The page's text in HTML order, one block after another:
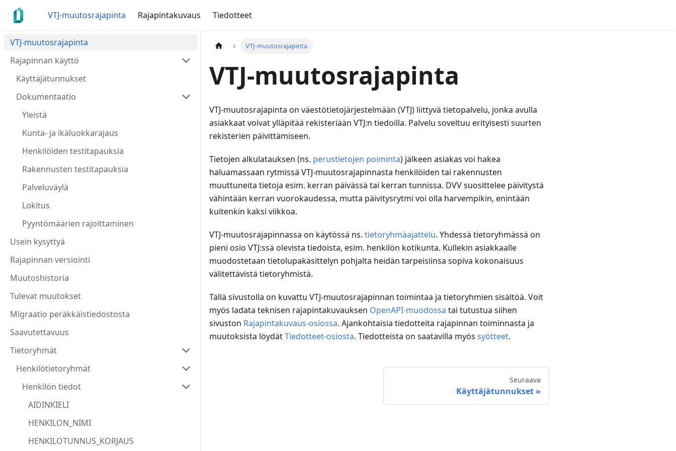
VTJ-muutosrajapinta Rajapintakuvaus Tiedotteet
VTJ-muutosrajapinta
Rajapinnan käyttö
Käyttäjätunnukset
Dokumentaatio
Yleistä
Kunta- ja ikäluokkarajaus
Henkilöiden testitapauksia
Rakennusten testitapauksia
Palveluväylä
Lokitus
Pyyntömäärien rajoittaminen
Usein kysyttyä
Rajapinnan versiointi
Muutoshistoria
Tulevat muutokset
Migraatio peräkkäistiedostosta
Saavutettavuus
Tietoryhmät
Henkilötietoryhmät
Henkilön tiedot
AIDINKIELI
HENKILON_NIMI
HENKILOTUNNUS_KORJAUS
VTJ-muutosrajapinta
VTJ-muutosrajapinta
VTJ-muutosrajapinta on väestötietojärjestelmään (VTJ) liittyvä tietopalvelu, jonka avulla
asiakkaat voivat ylläpitää rekisteriään VTJ:n tiedoilla. Palvelu soveltuu erityisesti suurten
rekisterien päivittämiseen.
Tietojen alkulatauksen (ns. perustietojen poiminta) jälkeen asiakas voi hakea
haluamassaan rytmissä VTJ-muutosrajapinnasta henkilöiden tai rakennusten
muuttuneita tietoja esim. kerran päivässä tai kerran tunnissa. DVV suosittelee päivitystä
vähintään kerran vuorokaudessa, mutta päivitysrytmi voi olla harvempikin, enintään
kuitenkin kaksi viikkoa.
VTJ-muutosrajapinnassa on käytössä ns. tietoryhmäajattelu. Yhdessä tietoryhmässä on
pieni osio VTJ:ssä olevista tiedoista, esim. henkilön kotikunta. Kullekin asiakkaalle
muodostetaan tietolupakäsittelyn pohjalta heidän tarpeisiinsa sopiva kokonaisuus
välitettävistä tietoryhmistä.
Tällä sivustolla on kuvattu VTJ-muutosrajapinnan toimintaa ja tietoryhmien sisältöä. Voit
myös ladata teknisen rajapintakuvauksen OpenAPI-muodossa tai tutustua siihen
sivuston Rajapintakuvaus-osiossa. Ajankohtaisia tiedotteita rajapinnan toiminnasta ja
muutoksista löydätTiedotteet-osiosta. Tiedotteista on saatavilla myös syötteet.
Seuraava
Käyttäjätunnukset